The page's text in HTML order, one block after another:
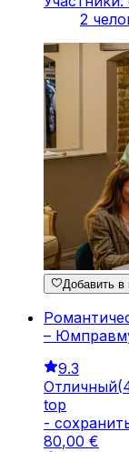
2
Добавить в
–
9.3
Отличный(
top
-
80,00 €